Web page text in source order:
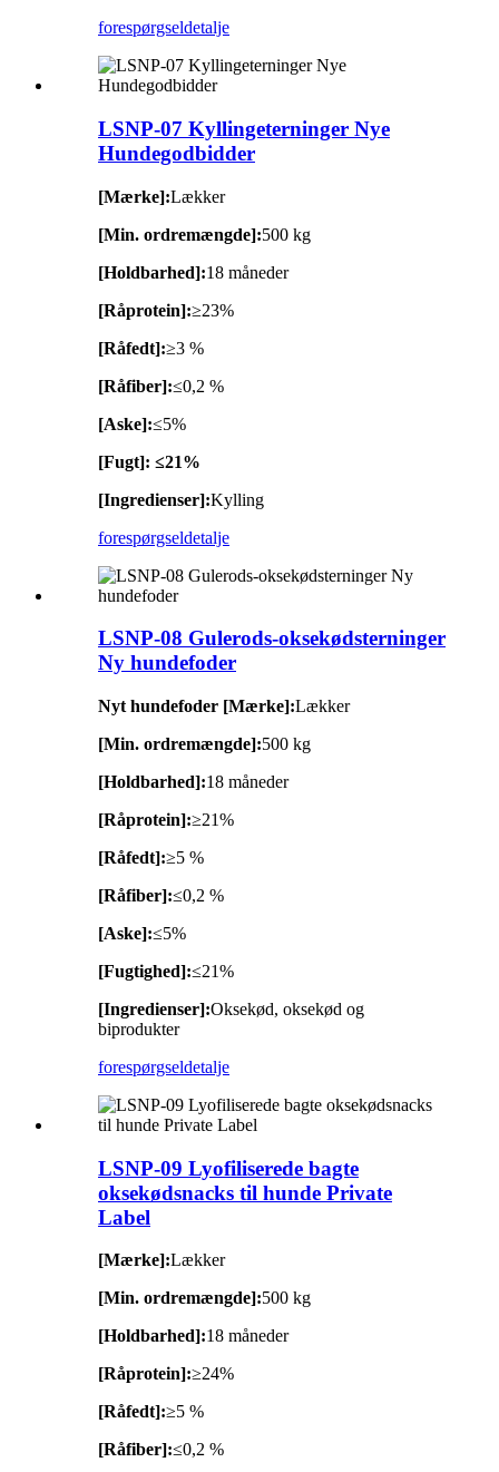
forespørgseldetalje
LSNP-07 Kyllingeterninger Nye
Hundegodbidder
[Mærke]:Lækker
[Min. ordremængde]:500 kg
[Holdbarhed]:18 måneder
[Råprotein]:≥23%
[Råfedt]:≥3 %
[Råfiber]:≤0,2 %
[Aske]:≤5%
[Fugt]: ≤21%
[Ingredienser]:Kylling
forespørgseldetalje
LSNP-08 Gulerods-oksekødsterninger
Ny hundefoder
Nyt hundefoder [Mærke]:Lækker
[Min. ordremængde]:500 kg
[Holdbarhed]:18 måneder
[Råprotein]:≥21%
[Råfedt]:≥5 %
[Råfiber]:≤0,2 %
[Aske]:≤5%
[Fugtighed]:≤21%
[Ingredienser]:Oksekød, oksekød og
biprodukter
forespørgseldetalje
LSNP-09 Lyofiliserede bagte
oksekødsnacks til hunde Private
Label
[Mærke]:Lækker
[Min. ordremængde]:500 kg
[Holdbarhed]:18 måneder
[Råprotein]:≥24%
[Råfedt]:≥5 %
[Råfiber]:≤0,2 %